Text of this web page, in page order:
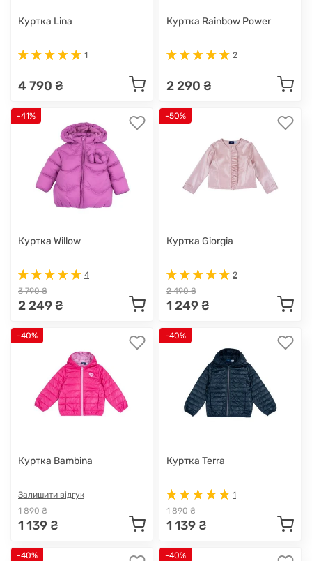
Куртка Lina
1
4 790 ₴
Куртка Rainbow Power
2
2 290 ₴
-41%
Куртка Willow
4
3 790 ₴
2 249 ₴
-50%
Куртка Giorgia
2
2 490 ₴
1 249 ₴
-40%
Куртка Bambina
Залишити відгук
1 890 ₴
1 139 ₴
-40%
Куртка Terra
1
1 890 ₴
1 139 ₴
-40% -40%